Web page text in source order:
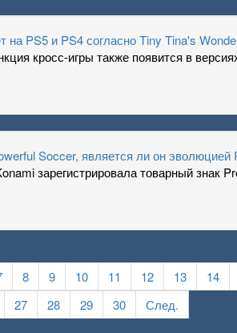
на PS5 и PS4 согласно Tiny Tina's
кросс-игры также появится в
Soccer, является ли он эволюцией
зарегистрировала товарный знак
8 9 10 11 12 13 14
27 28 29 30 След.